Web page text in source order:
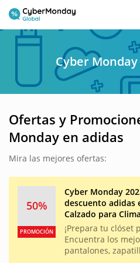
Cyber
Ofertas y
Monday en adidas
Mira las mejores ofertas:
50%
PROMOCIÓN
Cyber Monday
descuento adidas
Calzado para
¡Prepara tu clóset
Encuentra los
pantalones,